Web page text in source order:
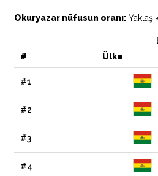
Okuryazar nüfusun oranı:
#
Ülke
#1
#2
#3
#4